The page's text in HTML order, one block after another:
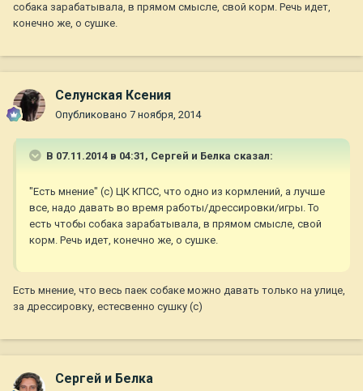
собака зарабатывала, в прямом смысле, свой корм. Речь идет,
конечно же, о сушке.
Селунская Ксения
Опубликовано 7 ноября, 2014
В 07.11.2014 в 04:31, Сергей и Белка сказал:
"Есть мнение" (с) ЦК КПСС, что одно из кормлений, а лучше
все, надо давать во время работы/дрессировки/игры. То
есть чтобы собака зарабатывала, в прямом смысле, свой
корм. Речь идет, конечно же, о сушке.
Есть мнение, что весь паек собаке можно давать только на улице,
за дрессировку, естесвенно сушку (с)
Сергей и Белка